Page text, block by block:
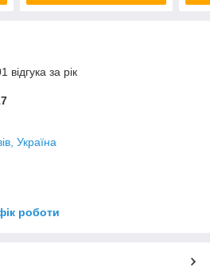
відгука за рік
Україна
роботи